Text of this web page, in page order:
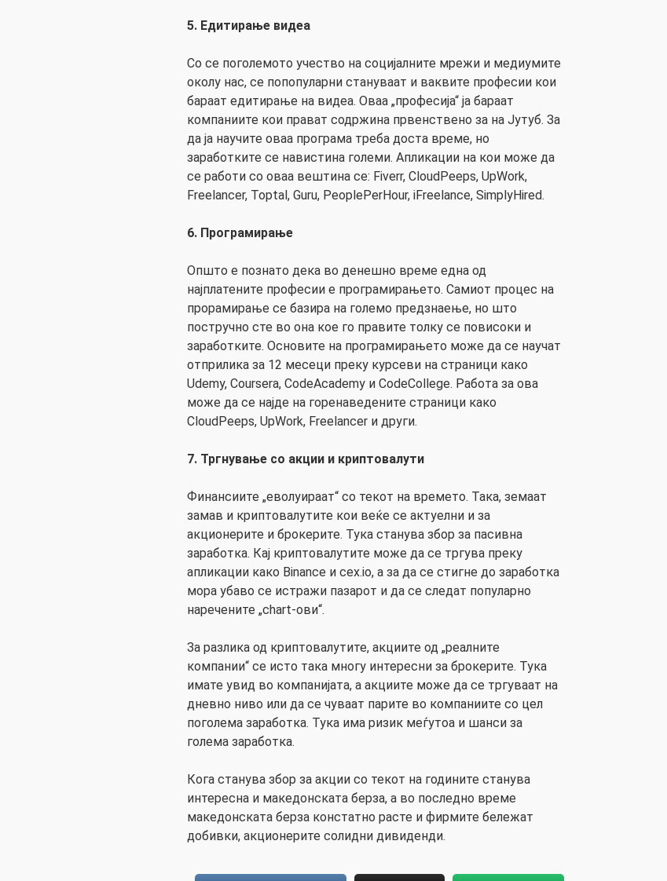
5. Едитирање видеа
Со се поголемото учество на социјалните мрежи и медиумите
околу нас, се попопуларни стануваат и ваквите професии кои
бараат едитирање на видеа. Оваа „професија“ ја бараат
компаниите кои прават содржина првенствено за на Јутуб. За
да ја научите оваа програма треба доста време, но
заработките се навистина големи. Апликации на кои може да
се работи со оваа вештина се: Fiverr, CloudPeeps, UpWork,
Freelancer, Toptal, Guru, PeoplePerHour, iFreelance, SimplyHired.
6. Програмирање
Општо е познато дека во денешно време една од
најплатените професии е програмирањето. Самиот процес на
прорамирање се базира на големо предзнаење, но што
постручно сте во она кое го правите толку се повисоки и
заработките. Основите на програмирањето може да се научат
отприлика за 12 месеци преку курсеви на страници како
Udemy, Coursera, CodeAcademy и CodeCollege. Работа за ова
може да се најде на горенаведените страници како
CloudPeeps, UpWork, Freelancer и други.
7. Тргнување со акции и криптовалути
Финансиите „еволуираат“ со текот на времето. Така, земаат
замав и криптовалутите кои веќе се актуелни и за
акционерите и брокерите. Тука станува збор за пасивна
заработка. Кај криптовалутите може да се тргува преку
апликации како Binance и cex.io, а за да се стигне до заработка
мора убаво се истражи пазарот и да се следат популарно
наречените „chart-ови“.
За разлика од криптовалутите, акциите од „реалните
компании“ се исто така многу интересни за брокерите. Тука
имате увид во компанијата, а акциите може да се тргуваат на
дневно ниво или да се чуваат парите во компаниите со цел
поголема заработка. Тука има ризик меѓутоа и шанси за
голема заработка.
Кога станува збор за акции со текот на годините станува
интересна и македонската берза, а во последно време
македонската берза констатно расте и фирмите бележат
добивки, акционерите солидни дивиденди.